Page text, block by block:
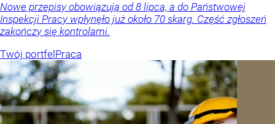
Nowe przepisy obowiązują od 8 lipca, a do Państwowej
Inspekcji Pracy wpłynęło już około 70 skarg. Część zgłoszeń
zakończy się kontrolami.
Twój portfel Praca